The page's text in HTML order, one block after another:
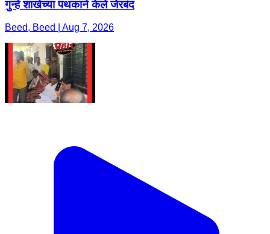
गुन्हे शाखेच्या पथकाने केले जेरबंद
Beed, Beed | Aug 7, 2026